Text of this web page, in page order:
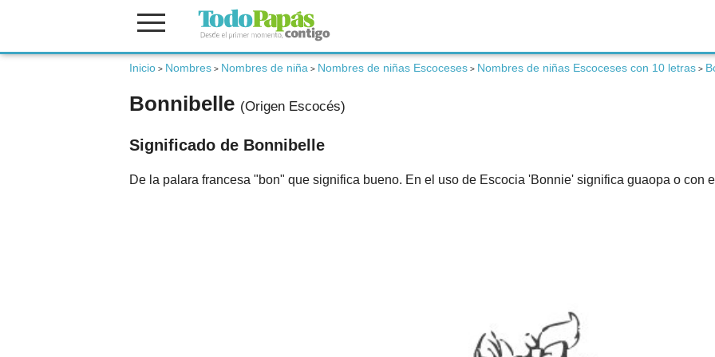
Inicio > Nombres > Nombres de niña > Nombres de niñas Escoceses > Nombres de niñas Escoceses con 10 letras >
Bonnibelle (Origen Escocés)
Significado de Bonnibelle
De la palara francesa "bon" que significa bueno. En el uso de Escocia 'Bonnie' significa guaopa o con